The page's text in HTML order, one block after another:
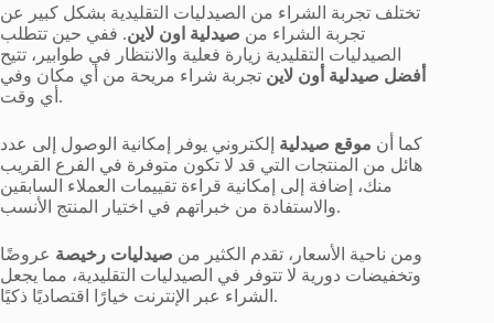
تختلف تجربة الشراء من الصيدليات التقليدية بشكل كبير عن
تجربة الشراء من صيدلية اون لاين. ففي حين تتطلب
الصيدليات التقليدية زيارة فعلية والانتظار في طوابير، تتيح
أفضل صيدلية أون لاين تجربة شراء مريحة من أي مكان وفي
أي وقت.
كما أن موقع صيدلية إلكتروني يوفر إمكانية الوصول إلى عدد
هائل من المنتجات التي قد لا تكون متوفرة في الفرع القريب
منك، إضافة إلى إمكانية قراءة تقييمات العملاء السابقين
والاستفادة من خبراتهم في اختيار المنتج الأنسب.
ومن ناحية الأسعار، تقدم الكثير من صيدليات رخيصة عروضًا
وتخفيضات دورية لا تتوفر في الصيدليات التقليدية، مما يجعل
الشراء عبر الإنترنت خيارًا اقتصاديًا ذكيًا.